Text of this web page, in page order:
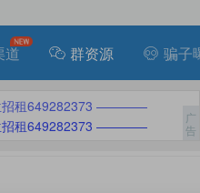
道 群资源 骗子
租649282373 ————
租649282373 ————